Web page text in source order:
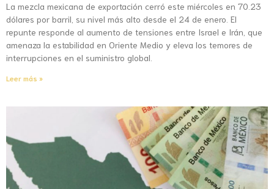
La mezcla mexicana de exportación cerró este miércoles en 70.23
dólares por barril, su nivel más alto desde el 24 de enero. El
repunte responde al aumento de tensiones entre Israel e Irán, que
amenaza la estabilidad en Oriente Medio y eleva los temores de
interrupciones en el suministro global.
Leer más »